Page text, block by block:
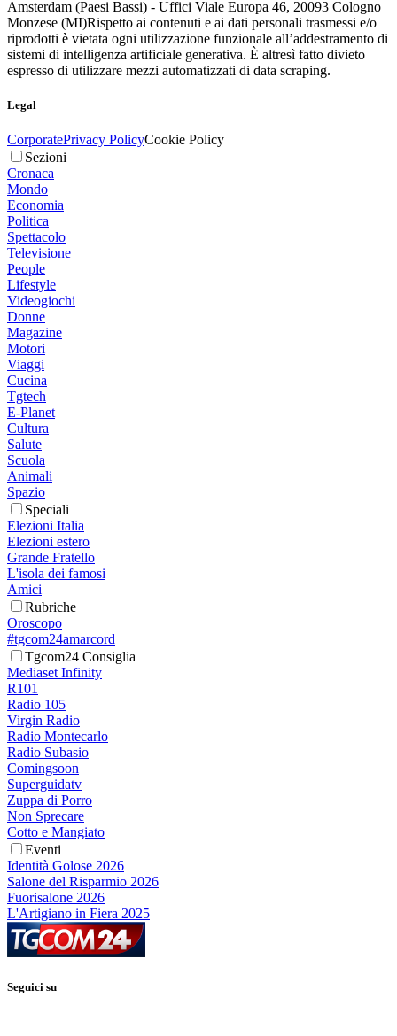
Amsterdam (Paesi Bassi) - Uffici Viale Europa 46, 20093 Cologno
Monzese (MI)Rispetto ai contenuti e ai dati personali trasmessi e/o
riprodotti è vietata ogni utilizzazione funzionale all’addestramento di
sistemi di intelligenza artificiale generativa. È altresì fatto divieto
espresso di utilizzare mezzi automatizzati di data scraping.
Legal
CorporatePrivacy PolicyCookie Policy
Sezioni
Cronaca
Mondo
Economia
Politica
Spettacolo
Televisione
People
Lifestyle
Videogiochi
Donne
Magazine
Motori
Viaggi
Cucina
Tgtech
E-Planet
Cultura
Salute
Scuola
Animali
Spazio
Speciali
Elezioni Italia
Elezioni estero
Grande Fratello
L'isola dei famosi
Amici
Rubriche
Oroscopo
#tgcom24amarcord
Tgcom24 Consiglia
Mediaset Infinity
R101
Radio 105
Virgin Radio
Radio Montecarlo
Radio Subasio
Comingsoon
Superguidatv
Zuppa di Porro
Non Sprecare
Cotto e Mangiato
Eventi
Identità Golose 2026
Salone del Risparmio 2026
Fuorisalone 2026
L'Artigiano in Fiera 2025
Seguici su